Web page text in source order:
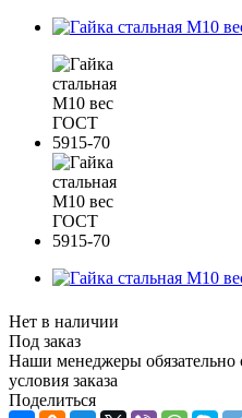
Нет в наличии
Под заказ
Наши менеджеры обязательно
условия заказа
Поделиться